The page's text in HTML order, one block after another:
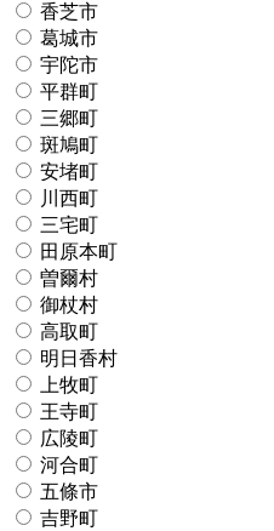
香芝市
葛城市
宇陀市
平群町
三郷町
斑鳩町
安堵町
川西町
三宅町
田原本町
曽爾村
御杖村
高取町
明日香村
上牧町
王寺町
広陵町
河合町
五條市
吉野町